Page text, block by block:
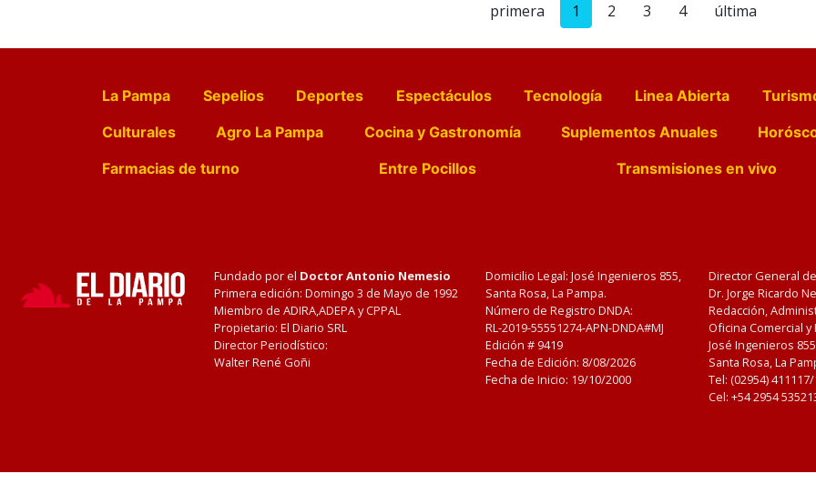
primera 1 2 3 4 última
La Pampa Sepelios Deportes Espectáculos Tecnología Linea Abierta
Culturales
Agro La Pampa Cocina y Gastronomía Suplementos Anuales
Farmacias de turno
Entre Pocillos Transmisiones en vivo
Fundado por el Doctor Antonio Nemesio
Primera edición: Domingo 3 de Mayo de 1992
Miembro de ADIRA,ADEPA y CPPAL
Propietario: El Diario SRL
Director Periodístico:
Walter René Goñi
Domicilio Legal: José Ingenieros 855,
Santa Rosa, La Pampa.
Número de Registro DNDA:
RL-2019-55551274-APN-DNDA#MJ
Edición # 9419
Fecha de Edición: 8/08/2026
Fecha de Inicio: 19/10/2000
Director General
Dr. Jorge Ricardo
Redacción,
Oficina Comercial
José Ingenieros
Santa Rosa, La
Tel: (02954)
Cel: +54 2954